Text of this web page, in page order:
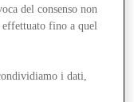
del consenso non
fino a quel
i dati,